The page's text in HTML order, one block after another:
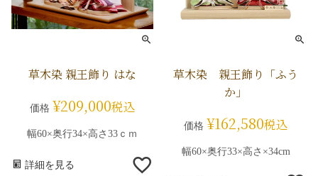
草木染 親王飾り はな
価格 ¥209,000税込
幅60×奥行34×高さ33ｃｍ
詳細を見る
草木染 親王飾り「ふう
か」
価格 ¥162,580税込
幅60×奥行33×高さ×34cm